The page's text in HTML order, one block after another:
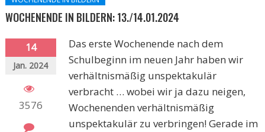
WOCHENENDE IN BILDERN: 13./14.01.2024
14
Jan. 2024
3576
Das erste Wochenende nach dem
Schulbeginn im neuen Jahr haben wir
verhältnismäßig unspektakulär
verbracht … wobei wir ja dazu neigen,
Wochenenden verhältnismäßig
unspektakulär zu verbringen! Gerade im